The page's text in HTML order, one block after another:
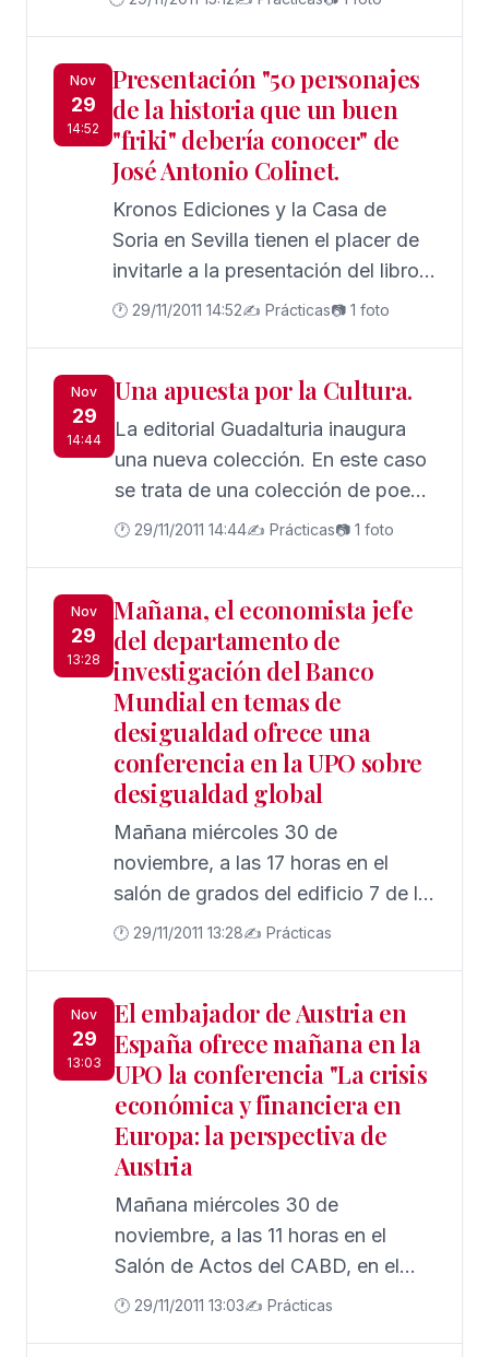
la labor del escritor se ha centrado
en recorrer los exteriores y los
interiores de la ciudad con el espejo
de la literatura para recoger los
refejos que Sevilla ha dejado en sus
palabras.
Nov
29
14:52
Presentación "50 personajes
de la historia que un buen
"friki" debería conocer" de
José Antonio Colinet.
Kronos Ediciones y la Casa de
Soria en Sevilla tienen el placer de
invitarle a la presentación del libro
"50 personajes de la historia que
presentará, igualmente, la editorial
Kronos Ediciones.Junto al autor,
José Antonio Colinet, se
encontrarán el prologuista de la
Cañizares.Al finalizar el acto se
ofrecerá una copa a los asistentes.
🕐 29/11/2011 14:52✍️ Prácticas📷 1 foto
Nov
29
14:44
Una apuesta por la Cultura.
La editorial Guadalturia inaugura
una nueva colección. En este caso
se trata de una colección de poesía
que lleva por nombre Extraversos.
Nuño y tiene la intención de
publicar en ella a autores de hoy
que realizan una poesía actual y de
calidad con un lenguaje cercano a
cualquier público lector y que
llevan sus versos a todos aquellos
espacios donde se les requiere.
🕐 29/11/2011 14:44✍️ Prácticas📷 1 foto
Nov
29
13:28
Mañana, el economista jefe
del departamento de
investigación del Banco
Mundial en temas de
desigualdad ofrece una
conferencia en la UPO sobre
desigualdad global
Mañana miércoles 30 de
noviembre, a las 17 horas en el
salón de grados del edificio 7 de la
Universidad Pablo de Olavide, el
bajo el título Evolución de la
desigualdad global: la historia de
los últimos dos siglos.
🕐 29/11/2011 13:28✍️ Prácticas
Nov
29
13:03
El embajador de Austria en
España ofrece mañana en la
UPO la conferencia "La crisis
económica y financiera en
Europa: la perspectiva de
Austria
Mañana miércoles 30 de
noviembre, a las 11 horas en el
Salón de Actos del CABD, en el
campus de la Universidad Pablo de
🕐 29/11/2011 13:03✍️ Prácticas